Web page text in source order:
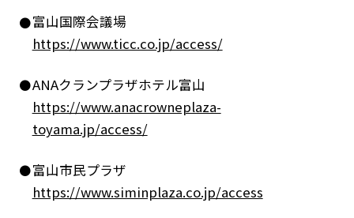
富山国際会議場
https://www.ticc.co.jp/access/
ANAクランプラザホテル富山
https://www.anacrowneplaza-
toyama.jp/access/
富山市民プラザ
https://www.siminplaza.co.jp/access